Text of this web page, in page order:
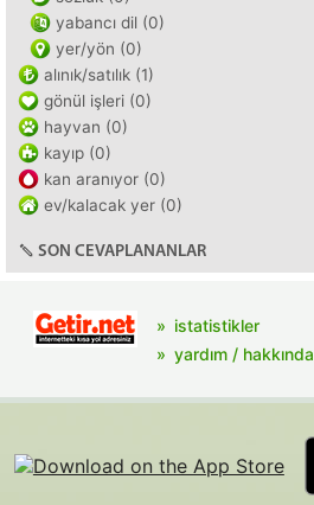
yabancı dil (0)
yer/yön (0)
alınık/satılık (1)
gönül işleri (0)
hayvan (0)
kayıp (0)
kan aranıyor (0)
ev/kalacak yer (0)
SON CEVAPLANANLAR
istatistikler
yardım / hakkında